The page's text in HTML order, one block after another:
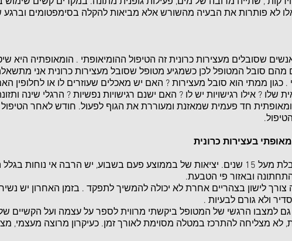
לא פותרות את הבעיה מהשורש אלא מביאות להקלה בסימפטומים
שסובלים מעצירות כרונית זה הטיפול ההומיאופתי . הומאופתיה היא
סובל המטופל לכן כשמגיע מטופל שסובל מעצירות כרונית אני
. כגון ממתי הוא סובל מעצירות ? האם יש מאכלים שעוזרים לו או לחלופין
? אילו רגישויות יש לו ? האם ישנם רגישויות נפשיות ? הרגלי שינה
חד פעמית שמאזנת ומעוררת את הגוף לפעול. חודש לאחר הטיפול
בעצירות כרונית
הגיעה בגלל עצירות קשה ממנה היא סובלת מעל 15 שנים. יציאות של בממוצע פעם בשבוע, יש הרבה אי
ובאזור פי הטבעת.
צורך לישון בצהריים אחרת לא יכולה להמשיך לתפקד . בזמן האחרון יש
ולא גורם לבעיות .
למצבו הרגשי של המטופל ביקשתי מרווית לספר על עצמה ועל הקשיים
לא מצליחה להתרכז במטלה מסוימת לאורך זמן. כעיקרון מרוצה מעצמי,